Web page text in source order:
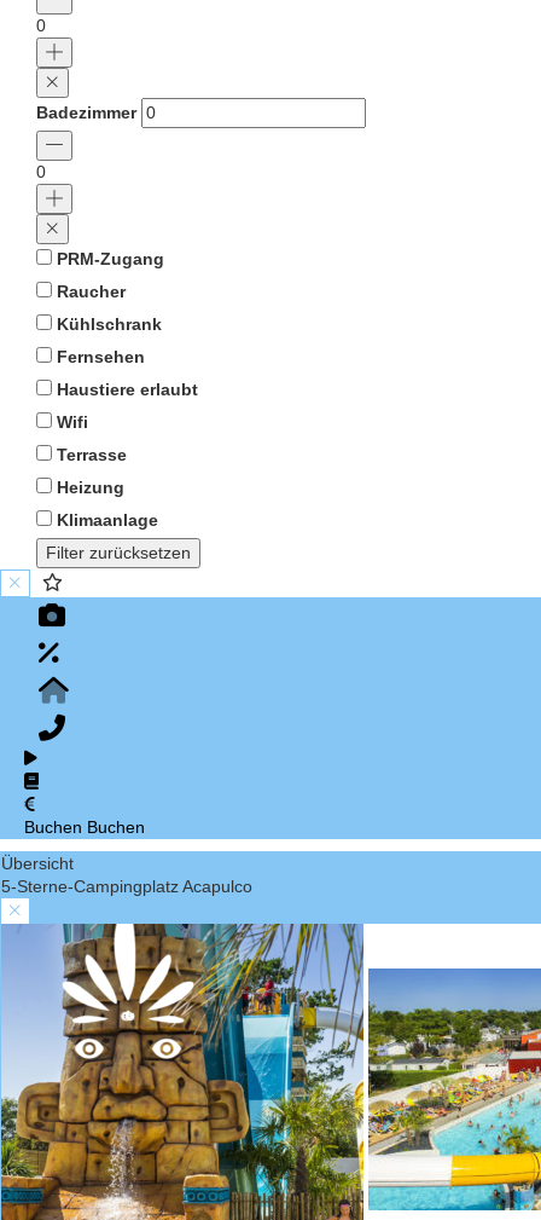
0
Badezimmer
0
PRM-Zugang
Raucher
Kühlschrank
Fernsehen
Haustiere erlaubt
Wifi
Terrasse
Heizung
Klimaanlage
Filter zurücksetzen
Buchen Buchen
Übersicht
5-Sterne-Campingplatz Acapulco